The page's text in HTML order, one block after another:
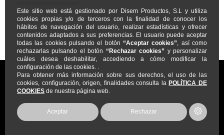
Este sitio web está gestionado por Disem Productos, S.L y utiliza
cookies propias y/o de terceros con la finalidad de conocer los
hábitos de navegación del usuario, realizar estadísticas y ofrecer
contenidos adaptados a sus preferencias. El usuario puede aceptar
todas las cookies pulsando el botón “Aceptar cookies”
, así como
rechazarlas pulsando el botón “Rechazar cookies” y personalizar
cuáles desea deshabilitar, accediendo a cómo modificar la
configuración de las cookies. .
Para obtener más información sobre sus derechos, el uso de las
cookies, configuración, origen, finalidades consulta laPOLÍTICA DE
COOKIES de nuestra página web.
Aceptar Rechazar
MI CUENTA
NOSOTROS